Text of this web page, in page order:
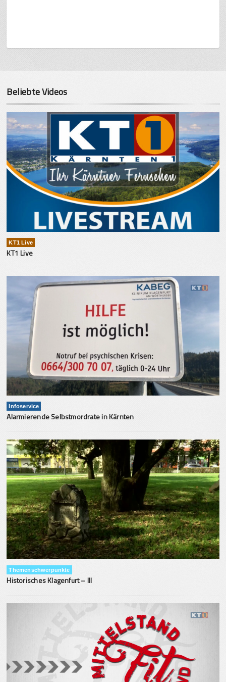
Beliebte Videos
KT1 Live
KT1 Live
Infoservice
Alarmierende Selbstmordrate in Kärnten
Themenschwerpunkte
Historisches Klagenfurt – III